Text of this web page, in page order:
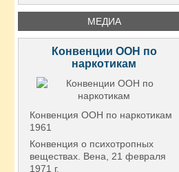
МЕДИА
Конвенции ООН по
наркотикам
Конвенция ООН по наркотикам
1961
Конвенция о психотропных
веществах. Вена, 21 февраля
1971 г.